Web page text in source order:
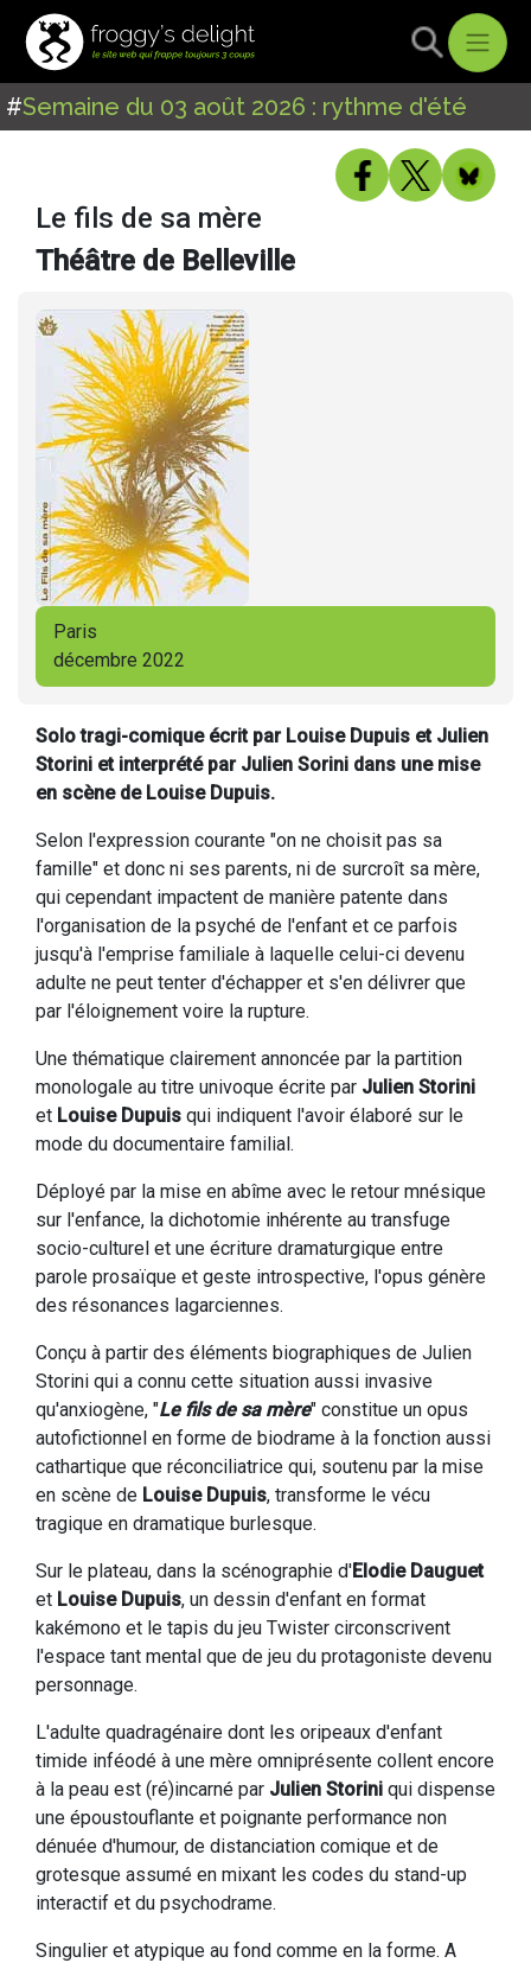
#Semaine du 03 août 2026 : rythme d'été
Le fils de sa mère
Théâtre de Belleville
Paris
décembre 2022
Solo tragi-comique écrit par Louise Dupuis et Julien
Storini et interprété par Julien Sorini dans une mise
en scène de Louise Dupuis.
Selon l'expression courante "on ne choisit pas sa
famille" et donc ni ses parents, ni de surcroît sa mère,
qui cependant impactent de manière patente dans
l'organisation de la psyché de l'enfant et ce parfois
jusqu'à l'emprise familiale à laquelle celui-ci devenu
adulte ne peut tenter d'échapper et s'en délivrer que
par l'éloignement voire la rupture.
Une thématique clairement annoncée par la partition
monologale au titre univoque écrite par Julien Storini
et Louise Dupuis qui indiquent l'avoir élaboré sur le
mode du documentaire familial.
Déployé par la mise en abîme avec le retour mnésique
sur l'enfance, la dichotomie inhérente au transfuge
socio-culturel et une écriture dramaturgique entre
parole prosaïque et geste introspective, l'opus génère
des résonances lagarciennes.
Conçu à partir des éléments biographiques de Julien
Storini qui a connu cette situation aussi invasive
qu'anxiogène, "Le fils de sa mère" constitue un opus
autofictionnel en forme de biodrame à la fonction aussi
cathartique que réconciliatrice qui, soutenu par la mise
en scène de Louise Dupuis, transforme le vécu
tragique en dramatique burlesque.
Sur le plateau, dans la scénographie d'Elodie Dauguet
et Louise Dupuis, un dessin d'enfant en format
kakémono et le tapis du jeu Twister circonscrivent
l'espace tant mental que de jeu du protagoniste devenu
personnage.
L'adulte quadragénaire dont les oripeaux d'enfant
timide inféodé à une mère omniprésente collent encore
à la peau est (ré)incarné par Julien Storini qui dispense
une époustouflante et poignante performance non
dénuée d'humour, de distanciation comique et de
grotesque assumé en mixant les codes du stand-up
interactif et du psychodrame.
Singulier et atypique au fond comme en la forme. A